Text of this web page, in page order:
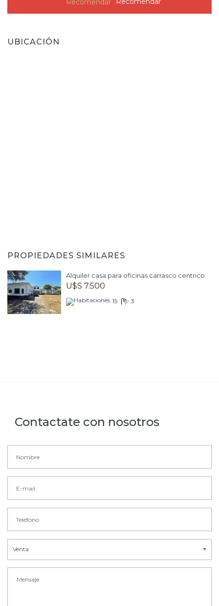
UBICACIÓN
PROPIEDADES SIMILARES
Alquiler casa para oficinas carrasco centrico
U$S 7.500
15 3
Contactate con nosotros
Venta